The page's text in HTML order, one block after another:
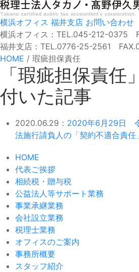
横浜オフィス 福井支店 お問い合わせ
横浜オフィス：TEL.045-212-0375
福井支店：TEL.0776-25-2561
HOME / 瑕疵担保責任
「瑕疵担保責任
付いた記事
2020.06.29： 2020年6月29日
法施行請負人の「契約不適合責任」
HOME
代表ご挨拶
相続税・贈与税
公益法人等サポート業務
事業承継業務
会社設立業務
税理士業務
オフィスのご案内
事務所概要
スタッフ紹介